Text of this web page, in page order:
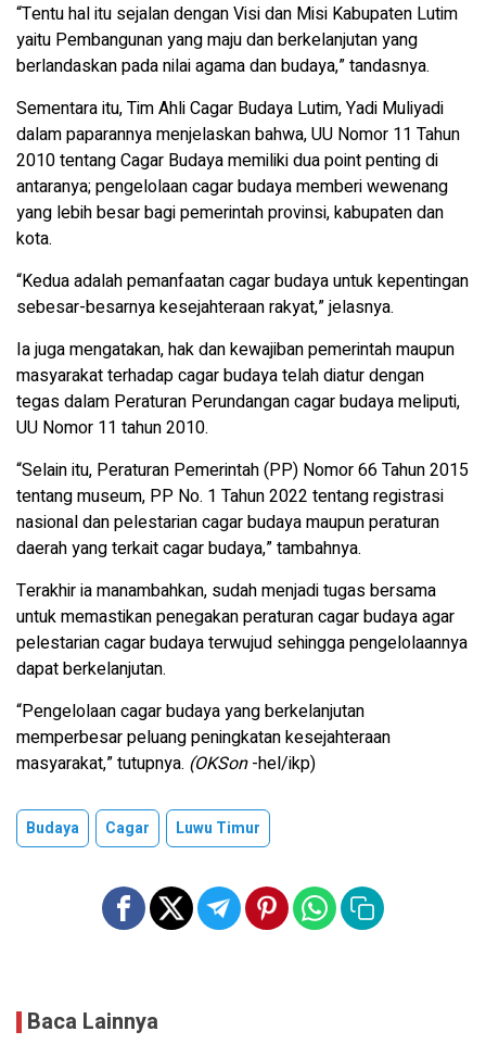
“Tentu hal itu sejalan dengan Visi dan Misi Kabupaten Lutim
yaitu Pembangunan yang maju dan berkelanjutan yang
berlandaskan pada nilai agama dan budaya,” tandasnya.
Sementara itu, Tim Ahli Cagar Budaya Lutim, Yadi Muliyadi
dalam paparannya menjelaskan bahwa, UU Nomor 11 Tahun
2010 tentang Cagar Budaya memiliki dua point penting di
antaranya; pengelolaan cagar budaya memberi wewenang
yang lebih besar bagi pemerintah provinsi, kabupaten dan
kota.
“Kedua adalah pemanfaatan cagar budaya untuk kepentingan
sebesar-besarnya kesejahteraan rakyat,” jelasnya.
Ia juga mengatakan, hak dan kewajiban pemerintah maupun
masyarakat terhadap cagar budaya telah diatur dengan
tegas dalam Peraturan Perundangan cagar budaya meliputi,
UU Nomor 11 tahun 2010.
“Selain itu, Peraturan Pemerintah (PP) Nomor 66 Tahun 2015
tentang museum, PP No. 1 Tahun 2022 tentang registrasi
nasional dan pelestarian cagar budaya maupun peraturan
daerah yang terkait cagar budaya,” tambahnya.
Terakhir ia manambahkan, sudah menjadi tugas bersama
untuk memastikan penegakan peraturan cagar budaya agar
pelestarian cagar budaya terwujud sehingga pengelolaannya
dapat berkelanjutan.
“Pengelolaan cagar budaya yang berkelanjutan
memperbesar peluang peningkatan kesejahteraan
masyarakat,” tutupnya. (OKSon-hel/ikp)
Budaya Cagar Luwu Timur
Baca Lainnya